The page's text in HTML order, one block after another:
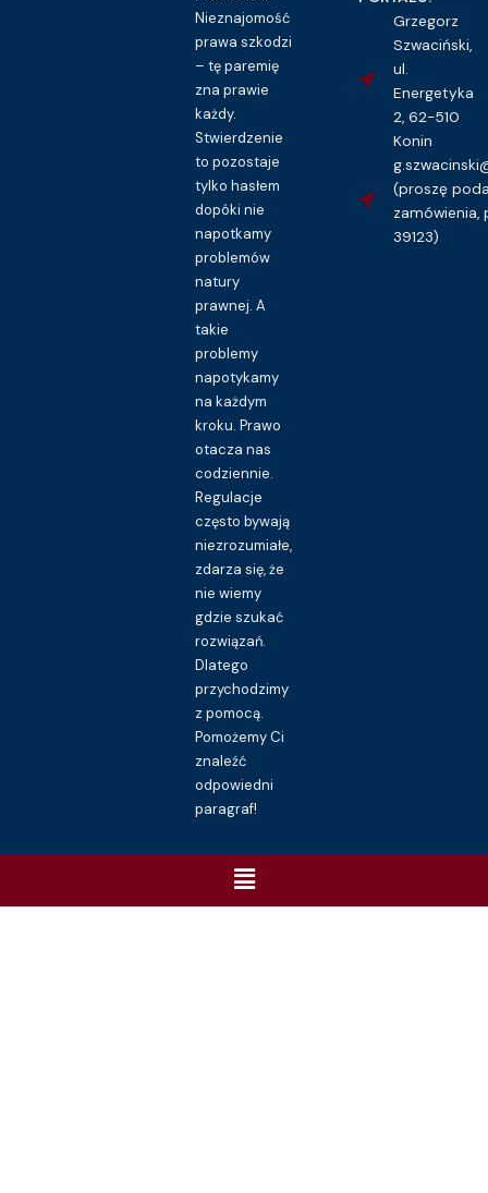
Nieznajomość
prawa szkodzi
– tę paremię
zna prawie
każdy.
Stwierdzenie
to pozostaje
tylko hasłem
dopóki nie
napotkamy
problemów
natury
prawnej. A
takie
problemy
napotykamy
na każdym
kroku. Prawo
otacza nas
codziennie.
Regulacje
często bywają
niezrozumiałe,
zdarza się, że
nie wiemy
gdzie szukać
rozwiązań.
Dlatego
przychodzimy
z pomocą.
Pomożemy Ci
znaleźć
odpowiedni
paragraf!
Grzegorz
Szwaciński,
ul.
Energetyka
2, 62-510
Konin
(proszę
zamówienia,
39123)
Menu